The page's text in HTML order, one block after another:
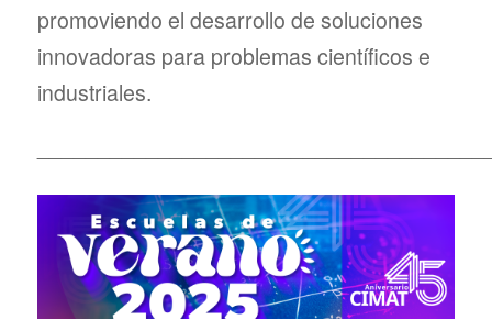
promoviendo el desarrollo de soluciones
innovadoras para problemas científicos e
industriales.